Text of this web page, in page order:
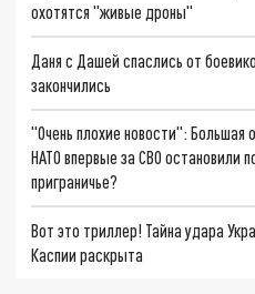
охотятся "живые дроны"
Даня с Дашей спаслись от
закончились
"Очень плохие новости":
НАТО впервые за СВО остановили
приграничье?
Вот это триллер! Тайна удара
Каспии раскрыта